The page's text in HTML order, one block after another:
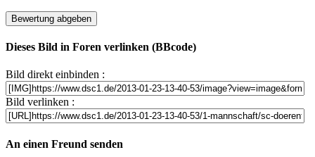
Dieses Bild in Foren verlinken (BBcode)
Bild direkt einbinden :
Bild verlinken :
An einen Freund senden